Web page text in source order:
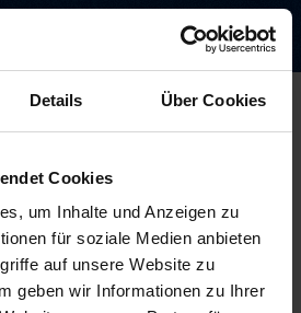
Details Über Cookies
Cookies
um Inhalte und Anzeigen zu
für soziale Medien anbieten
auf unsere Website zu
geben wir Informationen zu Ihrer
is not
broken or the page may have been